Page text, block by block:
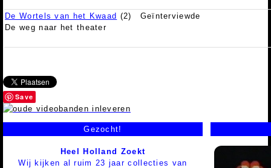
De Wortels van het Kwaad (2)
De weg naar het theater
Geïnterviewde
Save
Gezocht!
Heel Holland Zoekt
Wij kijken al ruim 23 jaar collecties van